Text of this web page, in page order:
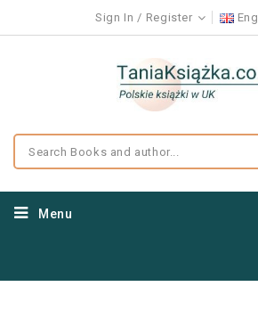
Sign In Register
Menu